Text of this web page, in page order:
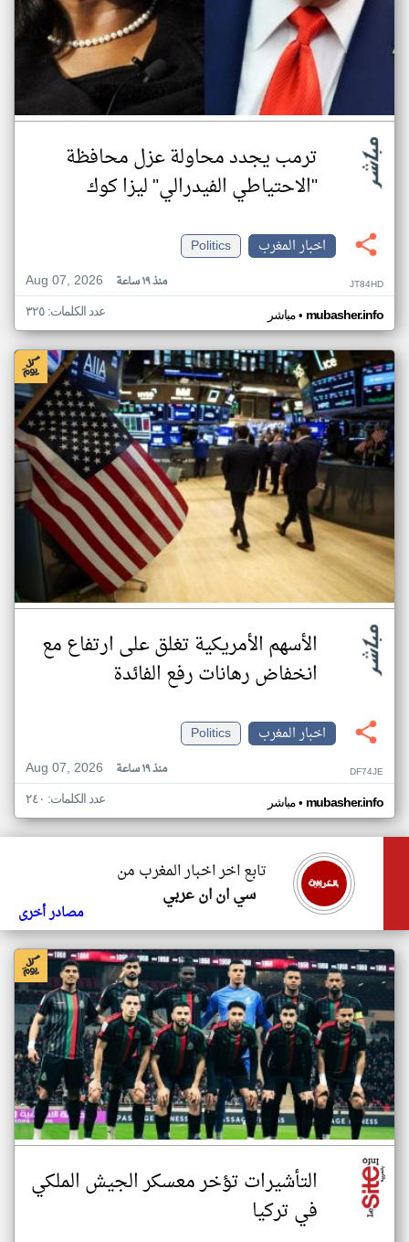
ترمب يجدد محاولة عزل محافظة
"الاحتياطي الفيدرالي" ليزا كوك
اخبار المغرب
Politics
Aug 07, 2026
منذ ١٩ ساعة JT84HD
مباشر• mubasher.info عدد الكلمات: ٣٢٥
الأسهم الأمريكية تغلق على ارتفاع مع
انخفاض رهانات رفع الفائدة
اخبار المغرب
Politics
Aug 07, 2026
منذ ١٩ ساعة DF74JE
مباشر• mubasher.info عدد الكلمات: ٢٤٠
تابع اخر اخبار المغرب من
سي ان ان عربي
مصادر أخرى
التأشيرات تؤخر معسكر الجيش الملكي
في تركيا